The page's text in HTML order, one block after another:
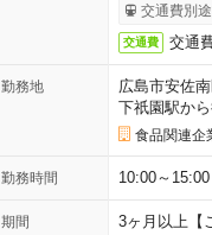
交通費別
交通費 交通
勤務地
広島市安佐
下祇園駅か
食品関連企
勤務時間 10:00～
期間 3ヶ月以上【